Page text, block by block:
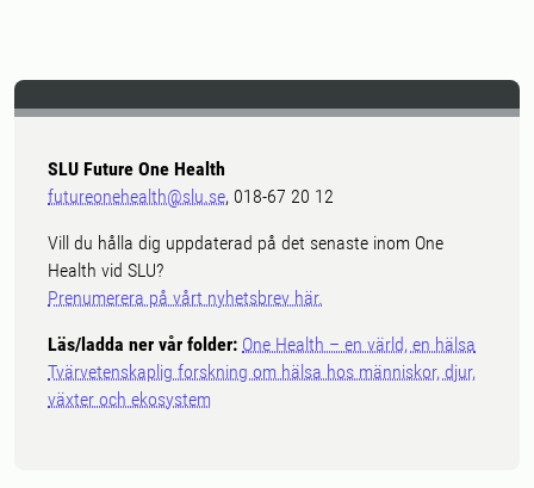
SLU Future One Health
futureonehealth@slu.se, 018-67 20 12
Vill du hålla dig uppdaterad på det senaste inom One
Health vid SLU?
Prenumerera på vårt nyhetsbrev här.
Läs/ladda ner vår folder: One Health – en värld, en hälsa
Tvärvetenskaplig forskning om hälsa hos människor, djur,
växter och ekosystem